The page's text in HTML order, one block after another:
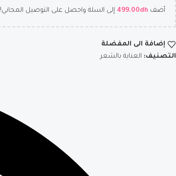
أضف 499.00dh إلى السلة واحصل على التوصيل المجاني!
إضافة الى المفضلة
التصنيف: العناية بالشعر